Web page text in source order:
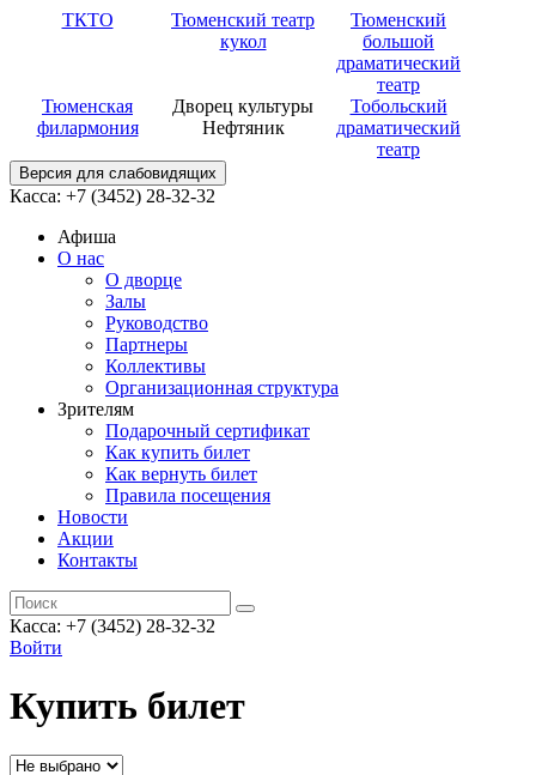
ТКТО
Тюменский театр
кукол
Тюменский
большой
драматический
театр
Тюменская
филармония
Дворец культуры
Нефтяник
Тобольский
драматический
театр
Версия для слабовидящих
Касса: +7 (3452) 28-32-32
Афиша
О нас
О дворце
Залы
Руководство
Партнеры
Коллективы
Организационная структура
Зрителям
Подарочный сертификат
Как купить билет
Как вернуть билет
Правила посещения
Новости
Акции
Контакты
Касса: +7 (3452) 28-32-32
Войти
Купить билет